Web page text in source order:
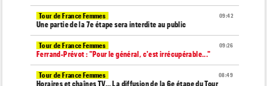
09:42
Tour de France Femmes
Une partie de la 7e étape sera interdite au public
09:26
Tour de France Femmes
Ferrand-Prévot : "Pour le général, c'est irrécupérable..."
08:49
Tour de France Femmes
Horaires et chaînes TV… La diffusion de la 6e étape du Tour